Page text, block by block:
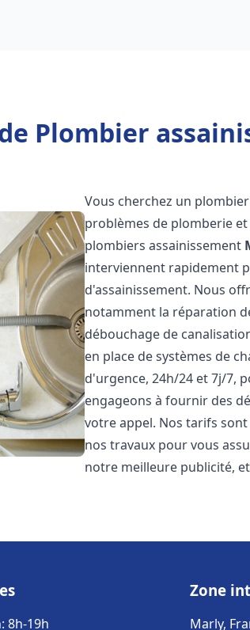
Plombier
Vous cherchez un
problèmes de plomberie
plombiers assainissement
interviennent rapidement
d'assainissement. Nous
notamment la réparation
débouchage de
en place de systèmes de
d'urgence, 24h/24 et 7j/7,
engageons à fournir des
votre appel. Nos tarifs
nos travaux pour vous
notre meilleure publicité,
8h-19h
Zone
Marly,